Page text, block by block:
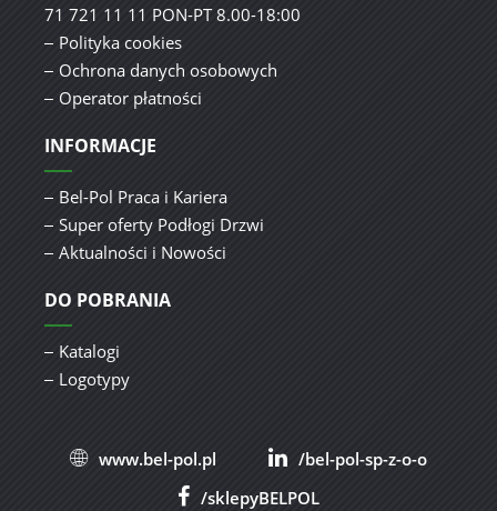
71 721 11 11 PON-PT 8.00-18:00
Polityka cookies
Ochrona danych osobowych
Operator płatności
INFORMACJE
Bel-Pol Praca i Kariera
Super oferty Podłogi Drzwi
Aktualności i Nowości
DO POBRANIA
Katalogi
Logotypy
www.bel-pol.pl
/bel-pol-sp-z-o-o
/sklepyBELPOL